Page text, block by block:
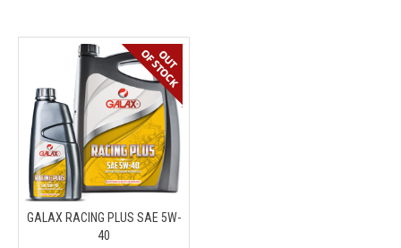
GALAX RACING PLUS SAE 5W-
40